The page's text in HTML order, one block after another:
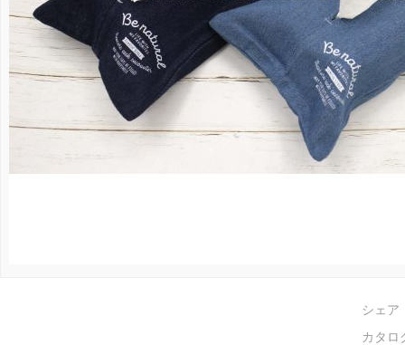
シェア
カタロ